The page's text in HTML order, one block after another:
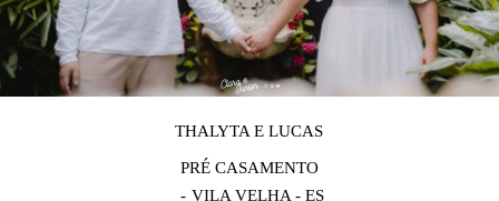
THALYTA E LUCAS
PRÉ CASAMENTO
VILA VELHA - ES